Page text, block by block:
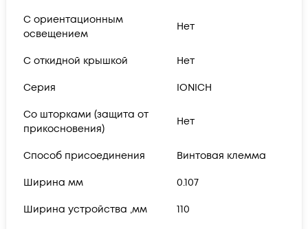
С ориентационным
освещением
Нет
С откидной крышкой Нет
Серия IONICH
Со шторками (защита от
прикосновения)
Нет
Способ присоединения Винтовая клемма
Ширина мм 0.107
Ширина устройства ,мм 110